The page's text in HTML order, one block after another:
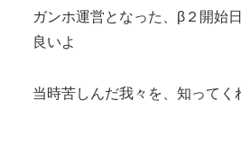
ガンホ運営となった、β２開始
良いよ
当時苦しんだ我々を、知って